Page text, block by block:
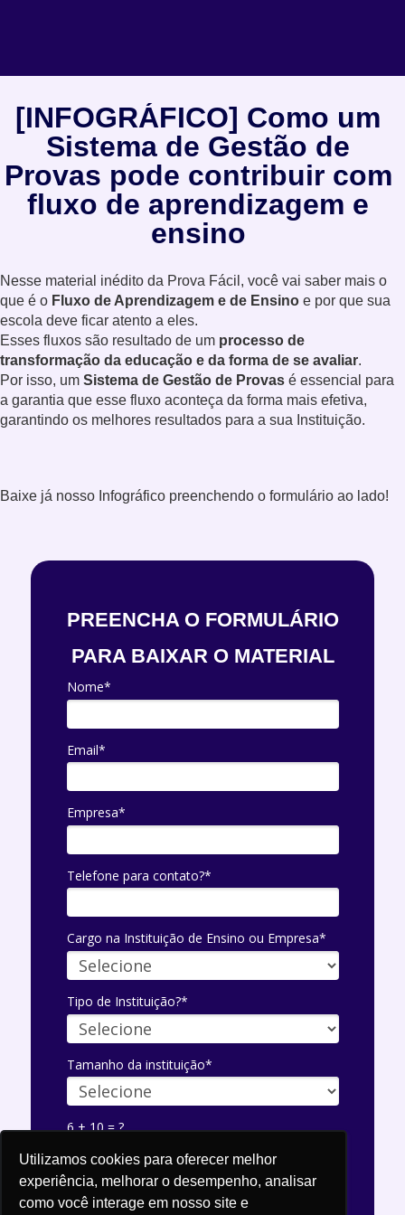
Utilizamos cookies para oferecer melhor
experiência, melhorar o desempenho, analisar
como você interage em nosso site e
[INFOGRÁFICO] Como um
Sistema de Gestão de
Provas pode contribuir com
fluxo de aprendizagem e
ensino
Nesse material inédito da Prova Fácil, você vai saber mais o
que é o Fluxo de Aprendizagem e de Ensino e por que sua
escola deve ficar atento a eles.
Esses fluxos são resultado de um processo de
transformação da educação e da forma de se avaliar.
Por isso, um Sistema de Gestão de Provas é essencial para
a garantia que esse fluxo aconteça da forma mais efetiva,
garantindo os melhores resultados para a sua Instituição.
Baixe já nosso Infográfico preenchendo o formulário ao lado!
PREENCHA O FORMULÁRIO
PARA BAIXAR O MATERIAL
Nome*
Email*
Empresa*
Telefone para contato?*
Cargo na Instituição de Ensino ou Empresa*
Tipo de Instituição?*
Tamanho da instituição*
6 + 10 = ?